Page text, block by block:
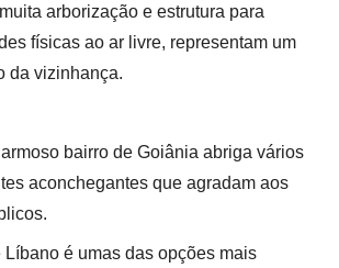
arborização e estrutura para
físicas ao ar livre, representam um
da vizinhança.
bairro de Goiânia abriga vários
aconchegantes que agradam aos
Líbano é umas das opções mais